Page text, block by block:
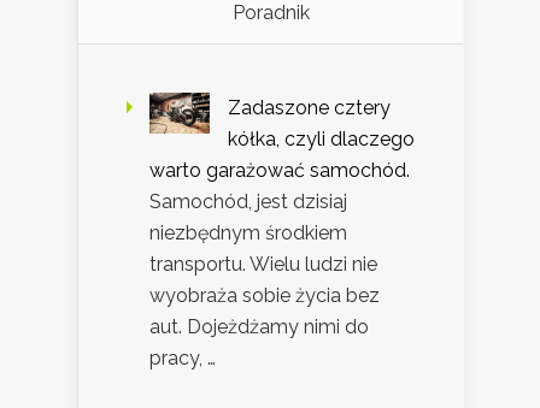
Poradnik
Zadaszone cztery
kółka, czyli dlaczego
warto garażować samochód.
Samochód, jest dzisiaj
niezbędnym środkiem
transportu. Wielu ludzi nie
wyobraża sobie życia bez
aut. Dojeżdżamy nimi do
pracy, …